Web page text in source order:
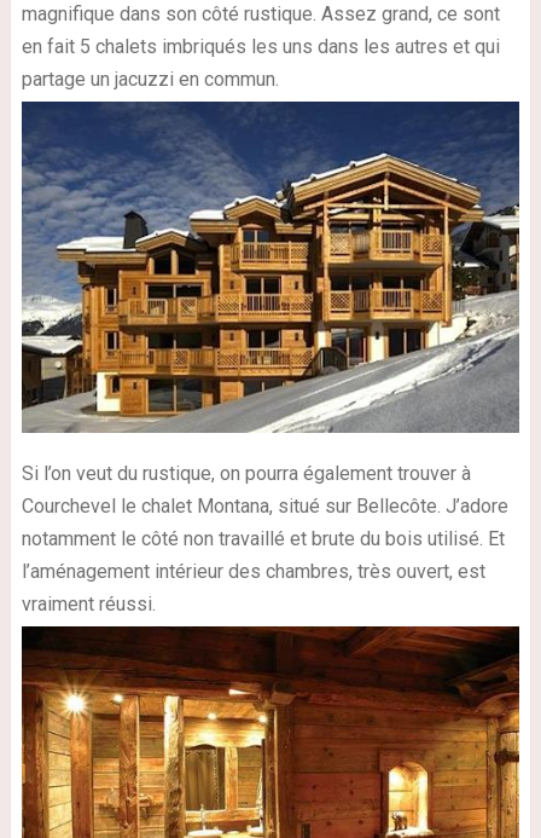
magnifique dans son côté rustique. Assez grand, ce sont
en fait 5 chalets imbriqués les uns dans les autres et qui
partage un jacuzzi en commun.
Si l’on veut du rustique, on pourra également trouver à
Courchevel le chalet Montana, situé sur Bellecôte. J’adore
notamment le côté non travaillé et brute du bois utilisé. Et
l’aménagement intérieur des chambres, très ouvert, est
vraiment réussi.